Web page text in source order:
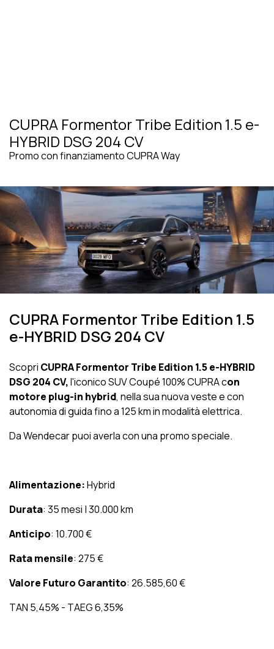
CUPRA Formentor Tribe Edition 1.5 e-
HYBRID DSG 204 CV
Promo con finanziamento CUPRA Way
CUPRA Formentor Tribe Edition 1.5
e-HYBRID DSG 204 CV
Scopri CUPRA Formentor Tribe Edition 1.5 e-HYBRID
DSG 204 CV,l'iconico SUV Coupé 100% CUPRA con
motore plug-in hybrid, nella sua nuova veste e con
autonomia di guida fino a 125 km in modalità elettrica.
Da Wendecar puoi averla con una promo speciale.
Alimentazione:Hybrid
Durata: 35 mesi | 30.000 km
Anticipo: 10.700 €
Rata mensile: 275 €
Valore Futuro Garantito: 26.585,60 €
TAN 5,45% - TAEG 6,35%